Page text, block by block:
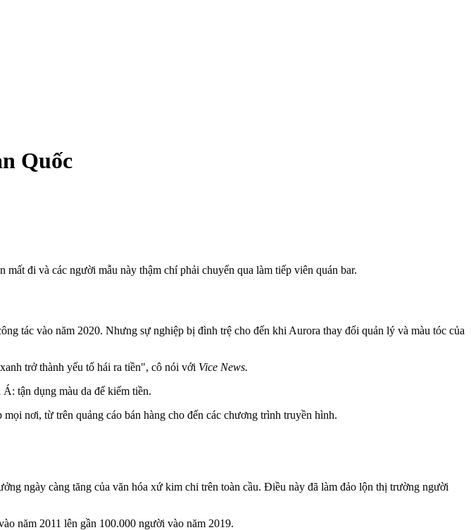
Quốc
đi và các người mẫu này thậm chí phải chuyển qua làm tiế‌p viê‌n quán bar.
tác vào năm 2020. Nhưng sự nghiệp bị đình trệ cho đến khi Aurora thay đổi quản lý và màu tóc của
trở thành yếu tố hái ra tiền", cô nói với Vice News.
tận dụng màu da để kiếm tiền.
nơi, từ trên quảng cáo bán hàng cho đến các chương trình truyền hình.
ngày càng tăng của văn hóa xứ kim chi trên toàn cầu. Điều này đã làm đảo lộn thị trường người
năm 2011 lên gần 100.000 người vào năm 2019.